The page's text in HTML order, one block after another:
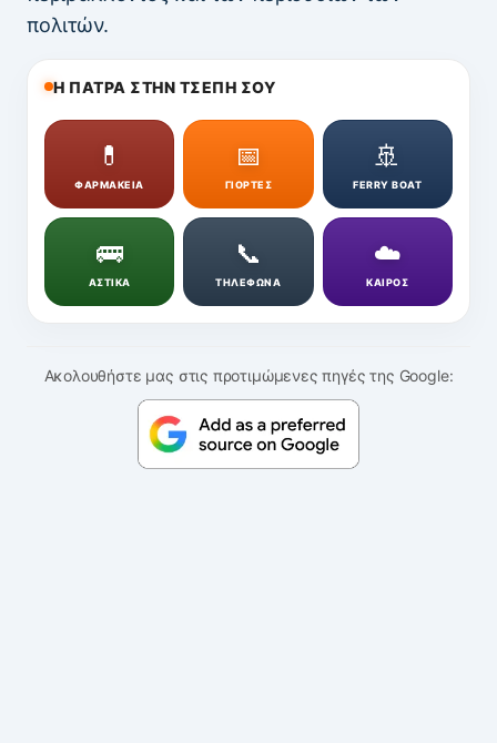
πολιτών.
Η ΠΑΤΡΑ ΣΤΗΝ ΤΣΕΠΗ ΣΟΥ
💊
ΦΑΡΜΑΚΕΙΑ
📅
ΓΙΟΡΤΕΣ
🚢
FERRY BOAT
🚌
ΑΣΤΙΚΑ
📞
ΤΗΛΕΦΩΝΑ
☁️
ΚΑΙΡΟΣ
Ακολουθήστε μας στις προτιμώμενες πηγές της Google: